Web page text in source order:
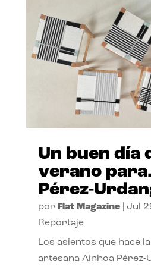
Un buen día
verano
Pérez-
por Flat Magazine| Jul
Reportaje
Los asientos que hace
artesana Ainhoa Pérez-